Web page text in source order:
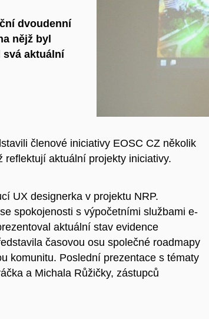
dvoudenní
nějž byl
svá aktuální
členové iniciativy EOSC CZ několik
reflektují aktuální projekty iniciativy.
UX designerka v projektu NRP.
spokojenosti s výpočetními službami e-
aktuální stav evidence
časovou osu společné roadmapy
komunitu. Poslední prezentace s tématy
a Michala Růžičky, zástupců